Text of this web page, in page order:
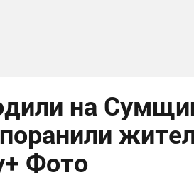
на
Фото